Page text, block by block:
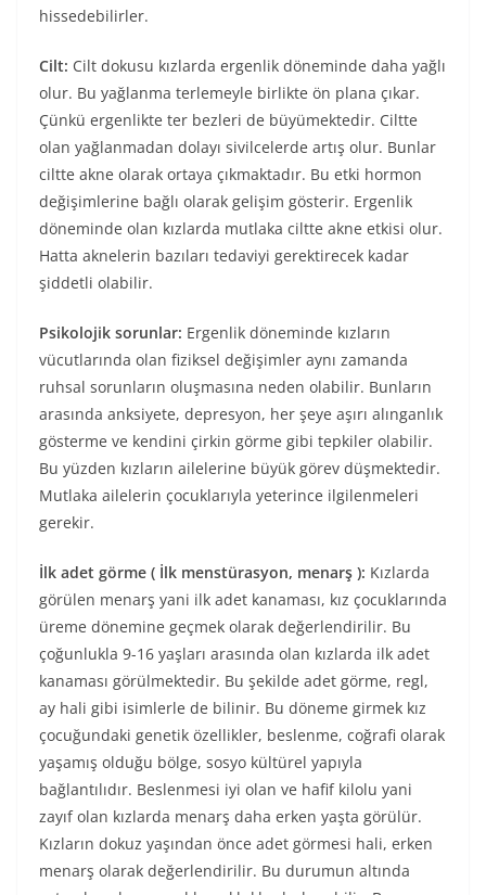
hissedebilirler.
Cilt: Cilt dokusu kızlarda ergenlik döneminde daha yağlı
olur. Bu yağlanma terlemeyle birlikte ön plana çıkar.
Çünkü ergenlikte ter bezleri de büyümektedir. Ciltte
olan yağlanmadan dolayı sivilcelerde artış olur. Bunlar
ciltte akne olarak ortaya çıkmaktadır. Bu etki hormon
değişimlerine bağlı olarak gelişim gösterir. Ergenlik
döneminde olan kızlarda mutlaka ciltte akne etkisi olur.
Hatta aknelerin bazıları tedaviyi gerektirecek kadar
şiddetli olabilir.
Psikolojik sorunlar: Ergenlik döneminde kızların
vücutlarında olan fiziksel değişimler aynı zamanda
ruhsal sorunların oluşmasına neden olabilir. Bunların
arasında anksiyete, depresyon, her şeye aşırı alınganlık
gösterme ve kendini çirkin görme gibi tepkiler olabilir.
Bu yüzden kızların ailelerine büyük görev düşmektedir.
Mutlaka ailelerin çocuklarıyla yeterince ilgilenmeleri
gerekir.
İlk adet görme ( İlk menstürasyon, menarş ): Kızlarda
görülen menarş yani ilk adet kanaması, kız çocuklarında
üreme dönemine geçmek olarak değerlendirilir. Bu
çoğunlukla 9-16 yaşları arasında olan kızlarda ilk adet
kanaması görülmektedir. Bu şekilde adet görme, regl,
ay hali gibi isimlerle de bilinir. Bu döneme girmek kız
çocuğundaki genetik özellikler, beslenme, coğrafi olarak
yaşamış olduğu bölge, sosyo kültürel yapıyla
bağlantılıdır. Beslenmesi iyi olan ve hafif kilolu yani
zayıf olan kızlarda menarş daha erken yaşta görülür.
Kızların dokuz yaşından önce adet görmesi hali, erken
menarş olarak değerlendirilir. Bu durumun altında